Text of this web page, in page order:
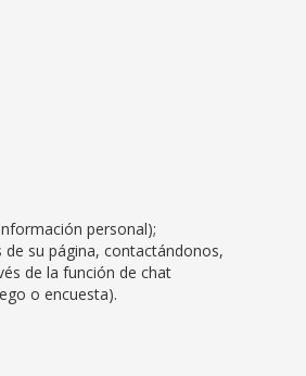
personal);
su página, contactándonos,
de la función de chat
o encuesta).